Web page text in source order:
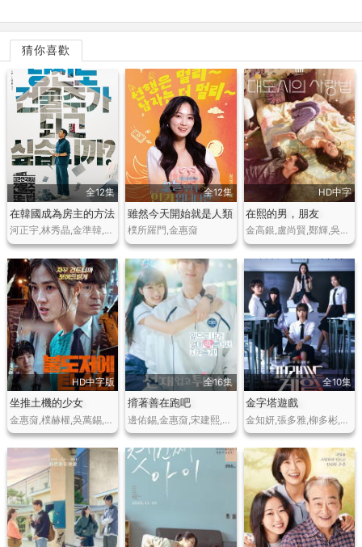
猜你喜歡
全12集
在韓國成為房主的方法
河正宇,林秀晶,金準韓,鄭秀晶,沈恩敬,金南佶,石原崇雅
全12集
雖然今天開始就是人類
樸所羅門,金惠奫
HD中字
在熙的男，朋友
金高銀,盧尚賢,鄭輝,吳東旻,金彩恩,權英恩,姜娜延
HD中字版
坐推土機的少女
金惠奫,樸赫權,吳萬錫,金鐘雲,樸時宇,崔喜珍,李輝鍾
全16集
揹著善在跑吧
邊佑錫,金惠奫,宋建熙,李承協
全10集
金字塔遊戲
金知妍,張多雅,柳多彬,姜娜延,丁夏潭,申澀琪,河律莉